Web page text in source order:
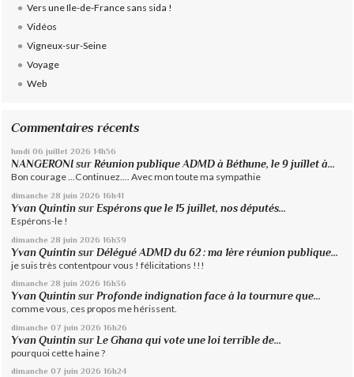
Vers une Ile-de-France sans sida !
Vidéos
Vigneux-sur-Seine
Voyage
Web
Commentaires récents
lundi 06 juillet 2026 14h56
NANGERONI surRéunion publique ADMD à Béthune, le 9 juillet à...
Bon courage ...Continuez.... Avec mon toute ma sympathie
dimanche 28 juin 2026 16h41
Yvan Quintin surEspérons que le 15 juillet, nos députés...
Espérons-le !
dimanche 28 juin 2026 16h39
Yvan Quintin surDélégué ADMD du 62 : ma 1ère réunion publique...
je suis très contentpour vous ! félicitations !!!
dimanche 28 juin 2026 16h36
Yvan Quintin surProfonde indignation face à la tournure que...
comme vous, ces propos me hérissent.
dimanche 07 juin 2026 16h26
Yvan Quintin sur Le Ghana qui vote une loi terrible de...
pourquoi cette haine ?
dimanche 07 juin 2026 16h24